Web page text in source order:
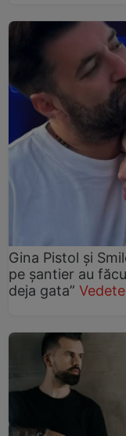
Gina Pistol și
pe șantier au
deja gata”